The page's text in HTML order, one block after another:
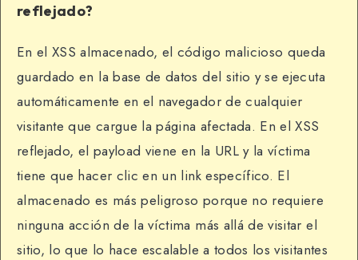
reflejado?
En el XSS almacenado, el código malicioso queda
guardado en la base de datos del sitio y se ejecuta
automáticamente en el navegador de cualquier
visitante que cargue la página afectada. En el XSS
reflejado, el payload viene en la URL y la víctima
tiene que hacer clic en un link específico. El
almacenado es más peligroso porque no requiere
ninguna acción de la víctima más allá de visitar el
sitio, lo que lo hace escalable a todos los visitantes